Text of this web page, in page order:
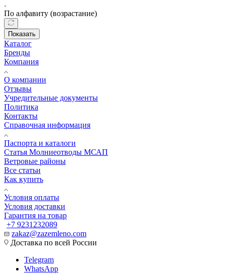
По алфавиту (возрастание)
Показать
Каталог
Бренды
Компания
О компании
Отзывы
Учредительные документы
Политика
Контакты
Справочная информация
Паспорта и каталоги
Статья Молниеотводы МСАП
Ветровые районы
Все статьи
Как купить
Условия оплаты
Условия доставки
Гарантия на товар
+7 9231232089
zakaz@zazemleno.com
Доставка по всей России
Telegram
WhatsApp